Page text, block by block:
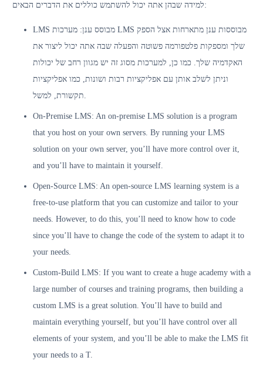
למידה שבהן אתה יכול להשתמש כוללים את הדברים הבאים:
LMS מבוסס ענן: מערכות LMS מבוססות ענן מתארחות אצל הספק
שלך ומספקות פלטפורמה פשוטה והפעלה שבה אתה יכול ליצור את
האקדמיה שלך. כמו כן, למערכות מסוג זה יש מגוון רחב של יכולות
וניתן לשלב אותן עם אפליקציות רבות ושונות, כמו אפליקציות
תקשורת, למשל.
On-Premise LMS: An on-premise LMS solution is a program
that you host on your own servers. By running your LMS
solution on your own server, you’ll have more control over it,
and you’ll have to maintain it yourself.
Open-Source LMS: An open-source LMS learning system is a
free-to-use platform that you can customize and tailor to your
needs. However, to do this, you’ll need to know how to code
since you’ll have to change the code of the system to adapt it to
your needs.
Custom-Build LMS: If you want to create a huge academy with a
large number of courses and training programs, then building a
custom LMS is a great solution. You’ll have to build and
maintain everything yourself, but you’ll have control over all
elements of your system, and you’ll be able to make the LMS fit
your needs to a T.